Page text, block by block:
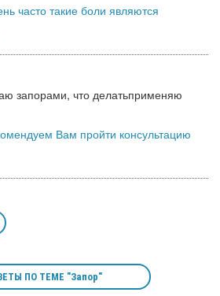
часто такие боли являются
запорами, что делатьприменяю
Вам пройти консультацию
ПО ТЕМЕ "Запор"